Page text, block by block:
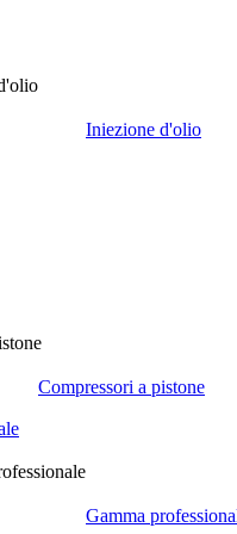
Iniezione d'olio
Compressori a pistone
Gamma